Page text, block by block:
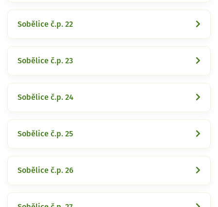
Sobělice č.p. 22
Sobělice č.p. 23
Sobělice č.p. 24
Sobělice č.p. 25
Sobělice č.p. 26